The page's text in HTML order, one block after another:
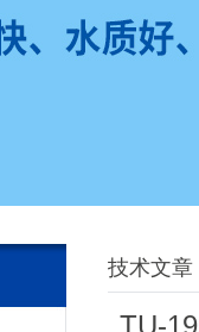
技术文章
TU-